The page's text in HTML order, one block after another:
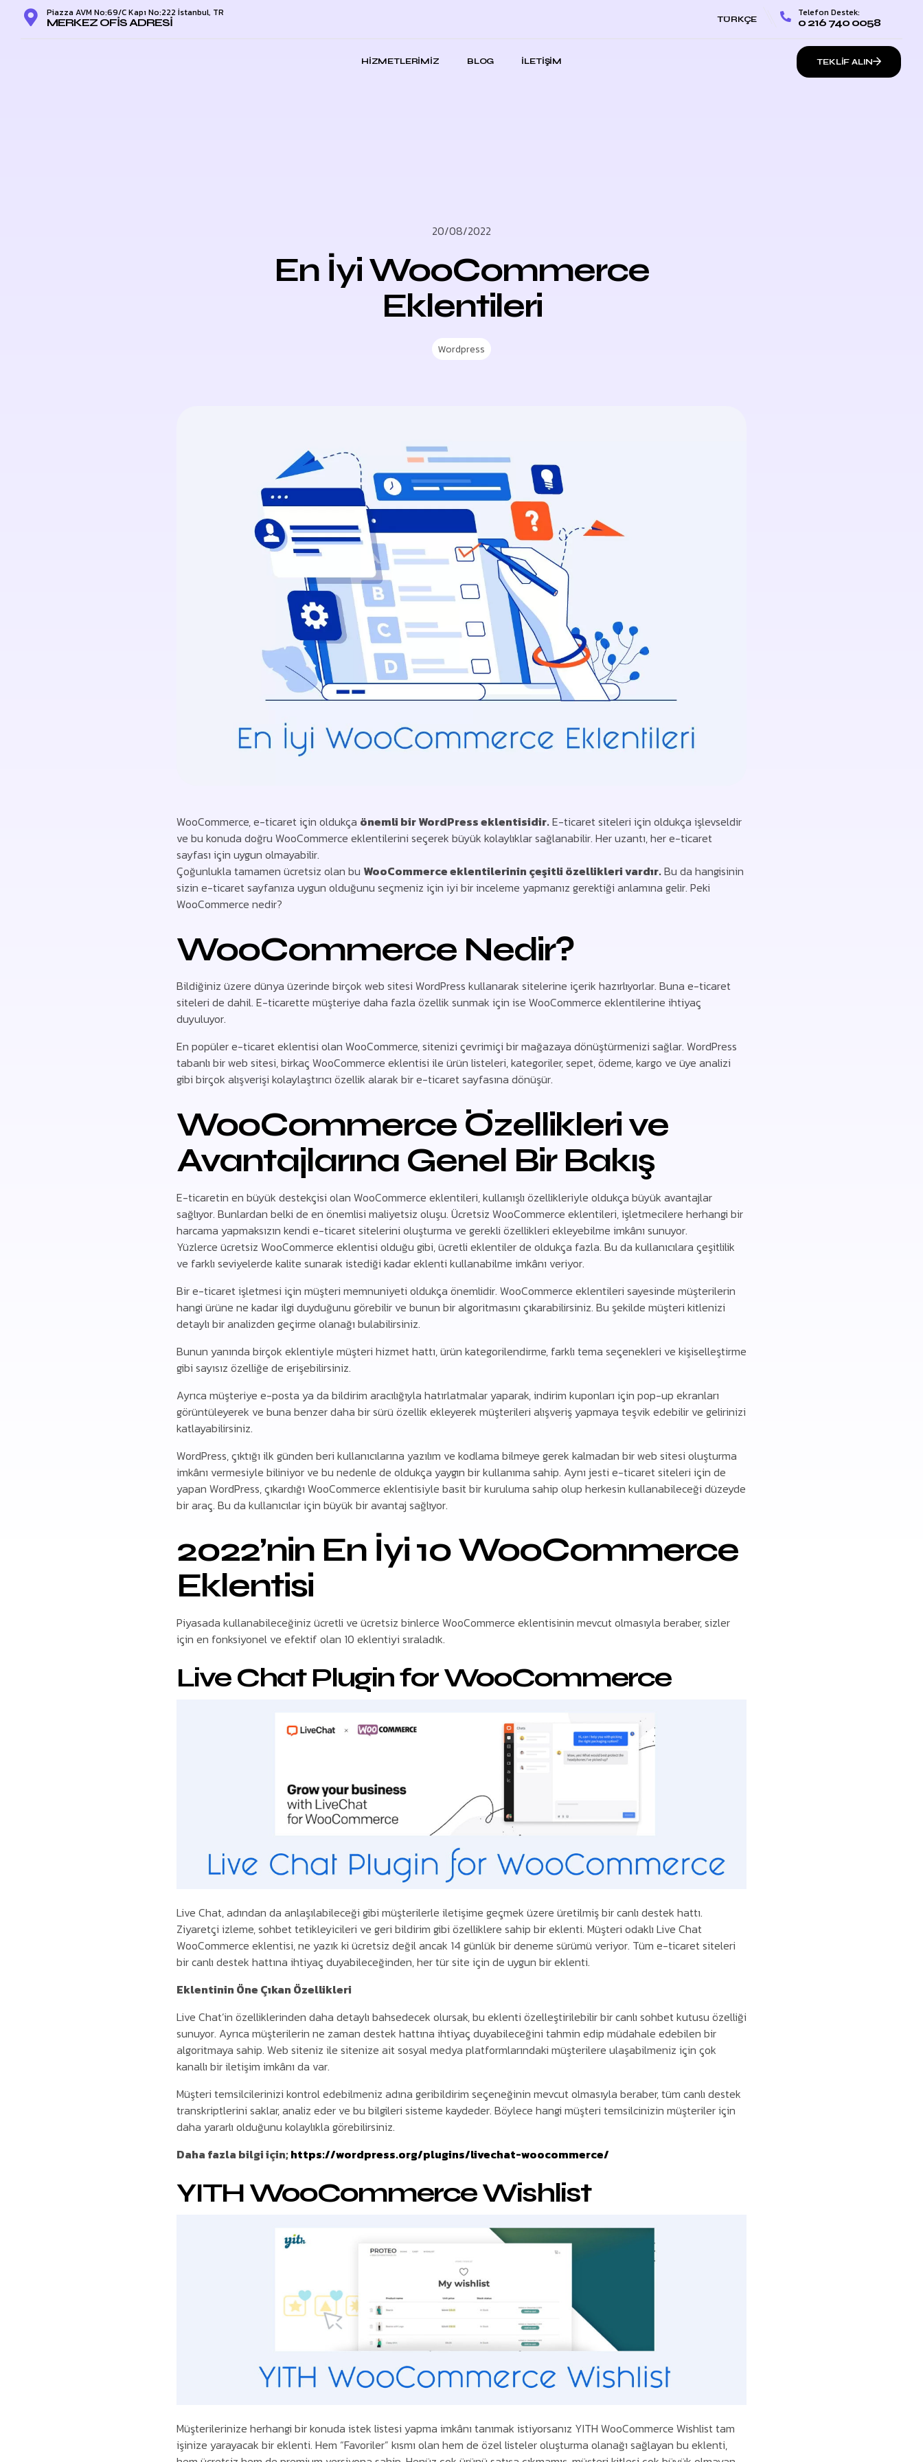
Piazza AVM No:69/C Kapı No:222 İstanbul, TR
MERKEZ OFIS ADRESI TÜRKÇE
Telefon Destek:
0 216 740 0058
HIZMETLERIMIZ BLOG İLETIŞIM TEKLIF ALIN
20/08/2022
En İyi WooCommerce
Eklentileri
Wordpress
WooCommerce, e-ticaret için oldukça önemli bir WordPress eklentisidir.E-ticaret siteleri için oldukça işlevseldir
ve bu konuda doğru WooCommerce eklentilerini seçerek büyük kolaylıklar sağlanabilir. Her uzantı, her e-ticaret
sayfası için uygun olmayabilir.
Çoğunlukla tamamen ücretsiz olan bu WooCommerce eklentilerinin çeşitli özellikleri vardır.Bu da hangisinin
sizin e-ticaret sayfanıza uygun olduğunu seçmeniz için iyi bir inceleme yapmanız gerektiği anlamına gelir. Peki
WooCommerce nedir?
WooCommerce Nedir?
Bildiğiniz üzere dünya üzerinde birçok web sitesi WordPress kullanarak sitelerine içerik hazırlıyorlar. Buna e-ticaret
siteleri de dahil. E-ticarette müşteriye daha fazla özellik sunmak için ise WooCommerce eklentilerine ihtiyaç
duyuluyor.
En popüler e-ticaret eklentisi olan WooCommerce, sitenizi çevrimiçi bir mağazaya dönüştürmenizi sağlar. WordPress
tabanlı bir web sitesi, birkaç WooCommerce eklentisi ile ürün listeleri, kategoriler, sepet, ödeme, kargo ve üye analizi
gibi birçok alışverişi kolaylaştırıcı özellik alarak bir e-ticaret sayfasına dönüşür.
WooCommerce Özellikleri ve
Avantajlarına Genel Bir Bakış
E-ticaretin en büyük destekçisi olan WooCommerce eklentileri, kullanışlı özellikleriyle oldukça büyük avantajlar
sağlıyor. Bunlardan belki de en önemlisi maliyetsiz oluşu. Ücretsiz WooCommerce eklentileri, işletmecilere herhangi bir
harcama yapmaksızın kendi e-ticaret sitelerini oluşturma ve gerekli özellikleri ekleyebilme imkânı sunuyor.
Yüzlerce ücretsiz WooCommerce eklentisi olduğu gibi, ücretli eklentiler de oldukça fazla. Bu da kullanıcılara çeşitlilik
ve farklı seviyelerde kalite sunarak istediği kadar eklenti kullanabilme imkânı veriyor.
Bir e-ticaret işletmesi için müşteri memnuniyeti oldukça önemlidir. WooCommerce eklentileri sayesinde müşterilerin
hangi ürüne ne kadar ilgi duyduğunu görebilir ve bunun bir algoritmasını çıkarabilirsiniz. Bu şekilde müşteri kitlenizi
detaylı bir analizden geçirme olanağı bulabilirsiniz.
Bunun yanında birçok eklentiyle müşteri hizmet hattı, ürün kategorilendirme, farklı tema seçenekleri ve kişiselleştirme
gibi sayısız özelliğe de erişebilirsiniz.
Ayrıca müşteriye e-posta ya da bildirim aracılığıyla hatırlatmalar yaparak, indirim kuponları için pop-up ekranları
görüntüleyerek ve buna benzer daha bir sürü özellik ekleyerek müşterileri alışveriş yapmaya teşvik edebilir ve gelirinizi
katlayabilirsiniz.
WordPress, çıktığı ilk günden beri kullanıcılarına yazılım ve kodlama bilmeye gerek kalmadan bir web sitesi oluşturma
imkânı vermesiyle biliniyor ve bu nedenle de oldukça yaygın bir kullanıma sahip. Aynı jesti e-ticaret siteleri için de
yapan WordPress, çıkardığı WooCommerce eklentisiyle basit bir kuruluma sahip olup herkesin kullanabileceği düzeyde
bir araç. Bu da kullanıcılar için büyük bir avantaj sağlıyor.
2022’nin En İyi 10 WooCommerce
Eklentisi
Piyasada kullanabileceğiniz ücretli ve ücretsiz binlerce WooCommerce eklentisinin mevcut olmasıyla beraber, sizler
için en fonksiyonel ve efektif olan 10 eklentiyi sıraladık.
Live Chat Plugin for WooCommerce
Live Chat, adından da anlaşılabileceği gibi müşterilerle iletişime geçmek üzere üretilmiş bir canlı destek hattı.
Ziyaretçi izleme, sohbet tetikleyicileri ve geri bildirim gibi özelliklere sahip bir eklenti. Müşteri odaklı Live Chat
WooCommerce eklentisi, ne yazık ki ücretsiz değil ancak 14 günlük bir deneme sürümü veriyor. Tüm e-ticaret siteleri
bir canlı destek hattına ihtiyaç duyabileceğinden, her tür site için de uygun bir eklenti.
Eklentinin Öne Çıkan Özellikleri
Live Chat’in özelliklerinden daha detaylı bahsedecek olursak, bu eklenti özelleştirilebilir bir canlı sohbet kutusu özelliği
sunuyor. Ayrıca müşterilerin ne zaman destek hattına ihtiyaç duyabileceğini tahmin edip müdahale edebilen bir
algoritmaya sahip. Web siteniz ile sitenize ait sosyal medya platformlarındaki müşterilere ulaşabilmeniz için çok
kanallı bir iletişim imkânı da var.
Müşteri temsilcilerinizi kontrol edebilmeniz adına geribildirim seçeneğinin mevcut olmasıyla beraber, tüm canlı destek
transkriptlerini saklar, analiz eder ve bu bilgileri sisteme kaydeder. Böylece hangi müşteri temsilcinizin müşteriler için
daha yararlı olduğunu kolaylıkla görebilirsiniz.
Daha fazla bilgi için;https://wordpress.org/plugins/livechat-woocommerce/
YITH WooCommerce Wishlist
Müşterilerinize herhangi bir konuda istek listesi yapma imkânı tanımak istiyorsanız YITH WooCommerce Wishlist tam
işinize yarayacak bir eklenti. Hem “Favoriler” kısmı olan hem de özel listeler oluşturma olanağı sağlayan bu eklenti,